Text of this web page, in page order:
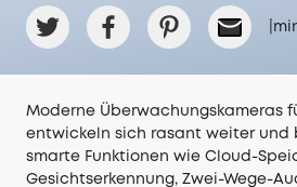
Moderne Überwachungskameras
entwickeln sich rasant weiter und
smarte Funktionen wie Cloud-
Gesichtserkennung, Zwei-Wege-